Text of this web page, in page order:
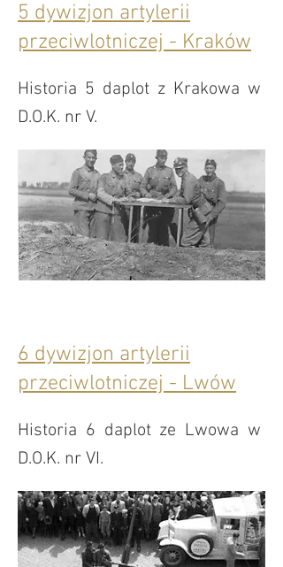
5 dywizjon artylerii
przeciwlotniczej - Kraków
Historia 5 daplot z Krakowa w
D.O.K. nr V.
6 dywizjon artylerii
przeciwlotniczej - Lwów
Historia 6 daplot ze Lwowa w
D.O.K. nr VI.